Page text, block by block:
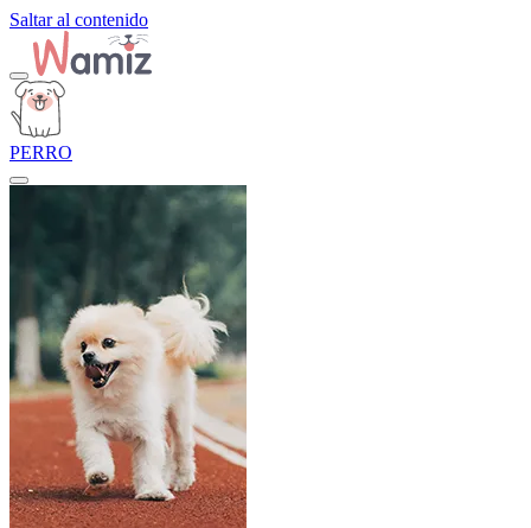
Saltar al contenido
PERRO